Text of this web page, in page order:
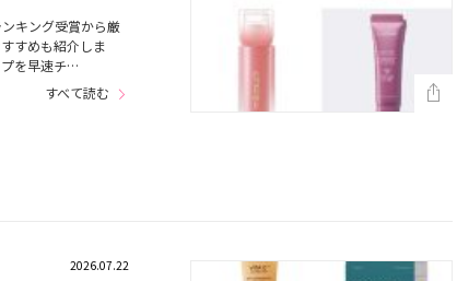
キング受賞から厳
すめも紹介しま
を早速チ…
すべて読む
2026.07.22